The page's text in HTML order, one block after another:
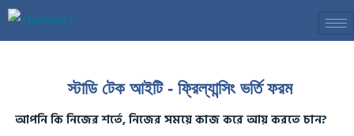
Skip
স্টাডি টেক আইটি - ফ্রিল্যান্সিং ভর্তি ফরম
আপনি কি নিজের শর্তে, নিজের সময়ে কাজ করে আয় করতে চান?